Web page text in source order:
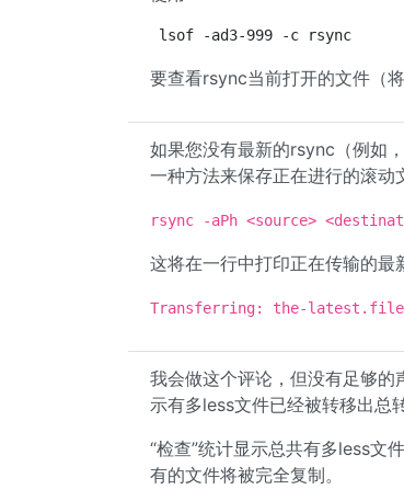
lsof -ad3-999 -c rsync
要查看rsync当前打开的文件（
如果您没有最新的rsync（例如
一种方法来保存正在进行的滚动
rsync -aPh <source>
这将在一行中打印正在传输的最
Transferring: the-latest.file
我会做这个评论，但没有足够
示有多less文件已经被转移出总
“检查”统计显示总共有多less文
有的文件将被完全复制。